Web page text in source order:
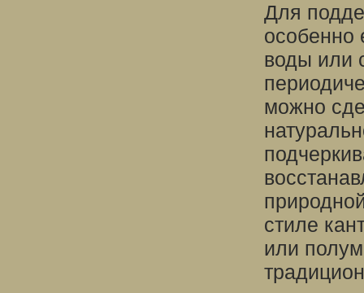
Для
особенно
воды или
можно
стиле
или